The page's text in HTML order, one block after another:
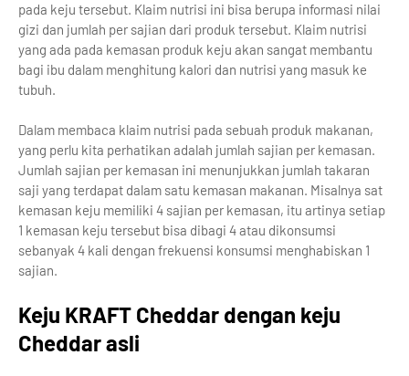
pada keju tersebut. Klaim nutrisi ini bisa berupa informasi nilai
gizi dan jumlah per sajian dari produk tersebut. Klaim nutrisi
yang ada pada kemasan produk keju akan sangat membantu
bagi ibu dalam menghitung kalori dan nutrisi yang masuk ke
tubuh.
Dalam membaca klaim nutrisi pada sebuah produk makanan,
yang perlu kita perhatikan adalah jumlah sajian per kemasan.
Jumlah sajian per kemasan ini menunjukkan jumlah takaran
saji yang terdapat dalam satu kemasan makanan. Misalnya sat
kemasan keju memiliki 4 sajian per kemasan, itu artinya setiap
1 kemasan keju tersebut bisa dibagi 4 atau dikonsumsi
sebanyak 4 kali dengan frekuensi konsumsi menghabiskan 1
sajian.
Keju KRAFT Cheddar dengan keju
Cheddar asli